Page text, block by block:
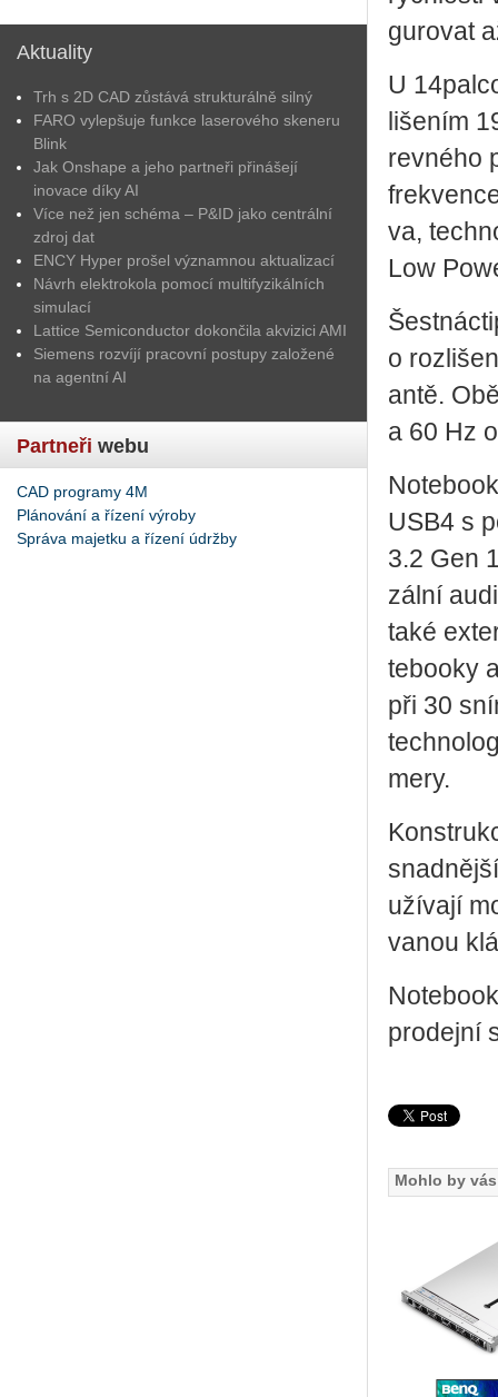
Aktuality
Trh s 2D CAD zůstává strukturálně silný
FARO vylepšuje funkce laserového skeneru
Blink
Jak Onshape a jeho partneři přinášejí
inovace díky AI
Více než jen schéma – P&ID jako centrální
zdroj dat
ENCY Hyper prošel významnou aktualizací
Návrh elektrokola pomocí multifyzikálních
simulací
Lattice Semiconductor dokončila akvizici AMI
Siemens rozvíjí pracovní postupy založené
na agentní AI
Partneři webu
CAD programy 4M
Plánování a řízení výroby
Správa majetku a řízení údržby
gu­ro­vat
U
li­še­ním
rev­né­ho
va,
Low
o
an­tě.
a 60 Hz
USB4 s
3.2 Gen
zál­ní
také
te­boo­ky
při 30
me­ry.
u­ží­va­jí
va­nou
pro­dej­ní
Mohlo by